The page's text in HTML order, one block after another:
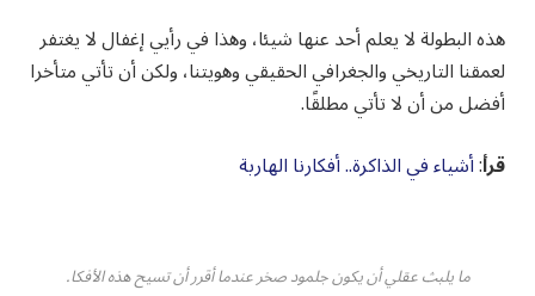
هذه البطولة لا يعلم أحد عنها شيئا، وهذا في رأيي إغفال لا يغتفر
لعمقنا التاريخي والجغرافي الحقيقي وهويتنا، ولكن أن تأتي متأخرا
أفضل من أن لا تأتي مطلقًا.
قرأ:أشياء في الذاكرة.. أفكارنا الهاربة
ما يلبث عقلي أن يكون جلمود صخر عندما أقرر أن تسيح هذه الأفكا.